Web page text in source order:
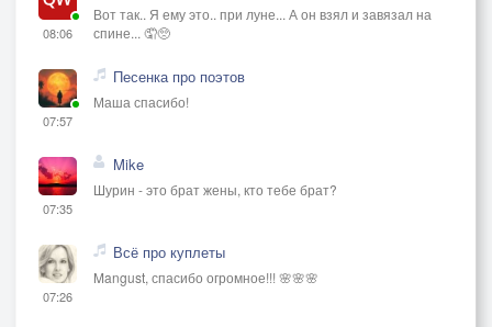
08:06
Вот так.. Я ему это.. при луне... А он взял и завязал на
спине... 🤦🥺
07:57
Песенка про поэтов
Маша спасибо!
07:35
Mike
Шурин - это брат жены, кто тебе брат?
07:26
Всё про куплеты
Mangust, спасибо огромное!!! 🌸🌸🌸